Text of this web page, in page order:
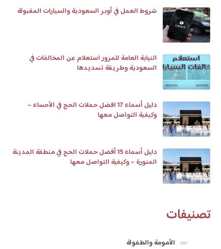
شروط العمل في أوبر السعودية والسيارات المقبولة
النيابة العامة للمرور استعلام عن المخالفات في
السعودية وطريقة تسديدها
دليل أسماء 17 افضل حملات الحج في الأحساء –
وكيفية التواصل معها
دليل أسماء 15 أفضل حملات الحج في منطقة المدينة
المنورة – وكيفية التواصل معها
تصنيفات
الأمومة والطفولة